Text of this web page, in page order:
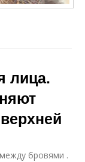
лица.
бровями .